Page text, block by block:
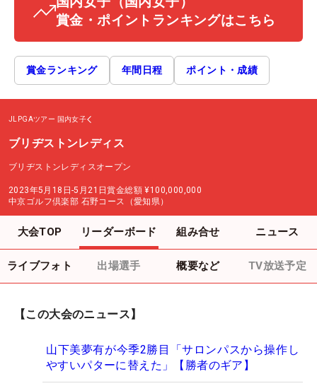
賞金・ポイントランキングはこちら
賞金ランキング 年間日程 ポイント・成績
JLPGAツアー 国内女子
ブリヂストンレディス
ブリヂストンレディスオープン
2023年5月18日-5月21日賞金総額 ¥100,000,000
中京ゴルフ倶楽部 石野コース（愛知県）
大会TOP リーダーボード 組み合せ ニュース
ライブフォト 出場選手 概要など TV放送予定
【この大会のニュース】
山下美夢有が今季2勝目「サロンパスから操作し
やすいパターに替えた」【勝者のギア】